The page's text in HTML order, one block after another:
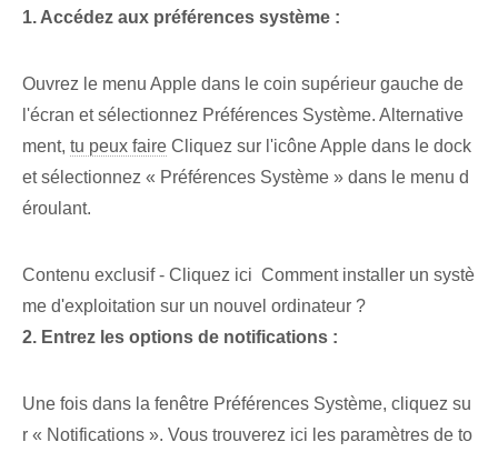
1. Accédez aux préférences système :
Ouvrez le menu Apple dans le coin supérieur gauche de
l'écran et sélectionnez Préférences Système. Alternative
ment, tu peux faire Cliquez sur l'icône Apple dans le dock
et sélectionnez « Préférences Système » dans le menu d
éroulant.
Contenu exclusif - Cliquez ici Comment installer un systè
me d'exploitation sur un nouvel ordinateur ?
2.‌ Entrez les options de notifications :
Une fois dans la fenêtre Préférences Système, cliquez su
r « Notifications ». Vous trouverez ici les paramètres de to